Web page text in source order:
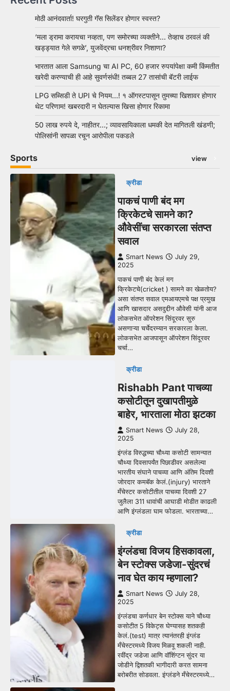
मोठी आनंदवार्ता! घरगुती गॅस सिलेंडर होणार स्वस्त?
‘मला ड्रामा करायचा नव्हता, पण समोरच्या व्यक्तीने… तेव्हाच ठरवलं की
खड्ड्यात गेले सगळे’, युजवेंद्रचा धनश्रीवर निशाणा?
भारतात आला Samsung चा AI PC, 60 हजार रुपयांपेक्षा कमी किंमतीत
खरेदी करण्याची ही आहे सुवर्णसंधी! तब्बल 27 तासांची बॅटरी लाईफ
LPG सब्सिडी ते UPI चे नियम…! १ ऑगस्टपासून तुमच्या खिशावर होणार
थेट परिणाम! खबरदारी न घेतल्यास खिसा होणार रिकामा
50 लाख रुपये दे, नाहीतर…; व्यावसायिकाला धमकी देत मागितली खंडणी;
पोलिसांनी सापळा रचून आरोपीला पकडले
Sports view
क्रीडा
पाकचं पाणी बंद मग
क्रिकेटचे सामने का?
औवेसींचा सरकारला संतप्त
सवाल
Smart News
July 29,
2025
पाकचं पाणी बंद केलं मग
क्रिकेटचे(cricket ) सामने का खेळतोय?
असा संतप्त सवाल एमआयएमचे पक्ष प्रमुख
आणि खासदार असदुद्दीन औवेसी यांनी आज
लोकसभेत ऑपरेशन सिंदूरवर सुरु
असणाऱ्या चर्चेदरम्यान सरकारला केला.
लोकसभेत आजपासून ऑपरेशन सिंदूरवर
चर्चा…
क्रीडा
Rishabh Pant पाचव्या
कसोटीतून दुखापतीमुळे
बाहेर, भारताला मोठा झटका
Smart News
July 28,
2025
इंग्लंड विरुद्धच्या चौथ्या कसोटी सामन्यात
चौथ्या दिवसापर्यंत पिछाडीवर असलेल्या
भारतीय संघाने पाचव्या आणि अंतिम दिवशी
जोरदार कमबॅक केलं.(injury) भारताने
मँचेस्टर कसोटीतील पाचव्या दिवशी 27
जुलैला 311 धावांची आघाडी मोडीत काढली
आणि इंग्लंडला घाम फोडला. भारताच्या…
क्रीडा
इंग्लंडचा विजय हिसकावला,
बेन स्टोक्स जडेजा-सुंदरचं
नाव घेत काय म्हणाला?
Smart News
July 28,
2025
इंग्लंडचा कर्णधार बेन स्टोक्स याने चौथ्या
कसोटीत 5 विकेट्स घेण्यासह शतकही
केलं.(test) मात्र त्यानंतरही इंग्लंड
मँचेस्टरमध्ये विजय मिळवू शकली नाही.
रवींद्र जडेजा आणि वॉशिंग्टन सुंदर या
जोडीने द्विशतकी भागीदारी करत सामना
बरोबरीत सोडवला. इंग्लंडने मँचेस्टरमध्ये…